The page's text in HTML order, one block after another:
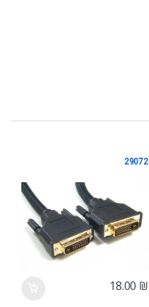
29072
18.00 ₪